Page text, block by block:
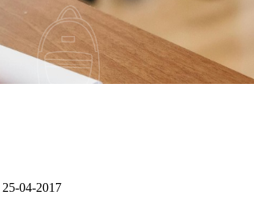
25-04-2017